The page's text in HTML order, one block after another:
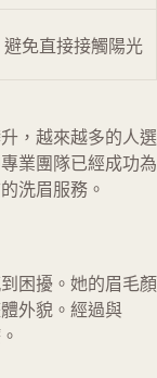
避免直接接觸陽光
，越來越多的人選
業團隊已經成功為
洗眉服務。
困擾。她的眉毛顏
外貌。經過與